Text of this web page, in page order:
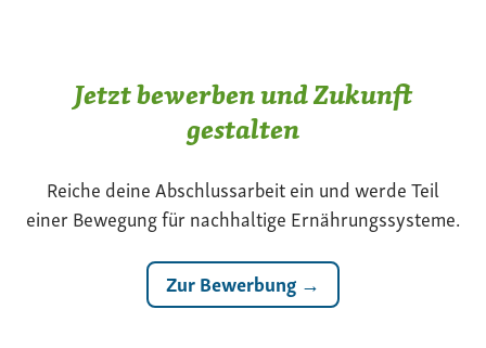
Jetzt bewerben und Zukunft
gestalten
Reiche deine Abschlussarbeit ein und werde Teil
einer Bewegung für nachhaltige Ernährungssysteme.
Zur Bewerbung →